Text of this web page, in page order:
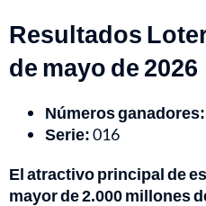
Resultados
de mayo de 2026
Números ganadores:
Serie:016
El atractivo principal de
mayor de 2.000 millones